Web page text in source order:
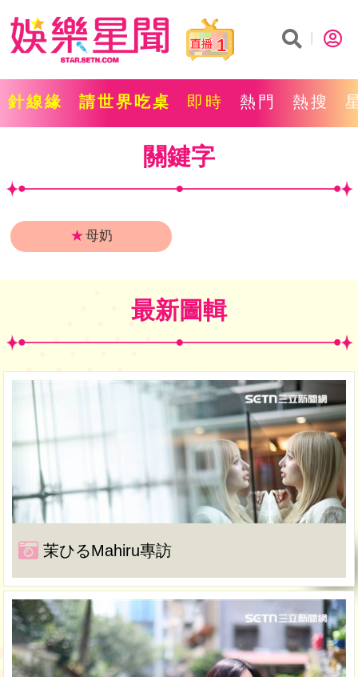
1
針線緣 請世界吃桌 即時 熱門 熱搜
關鍵字
★母奶
最新圖輯
茉ひるMahiru專訪